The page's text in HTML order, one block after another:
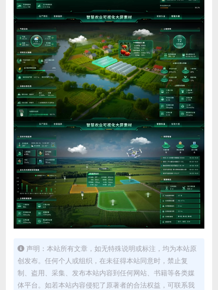
声明：本站所有文章，如无特殊说明或标注，均为本站原
创发布。任何个人或组织，在未征得本站同意时，禁止复
制、盗用、采集、发布本站内容到任何网站、书籍等各类媒
体平台。如若本站内容侵犯了原著者的合法权益，可联系我